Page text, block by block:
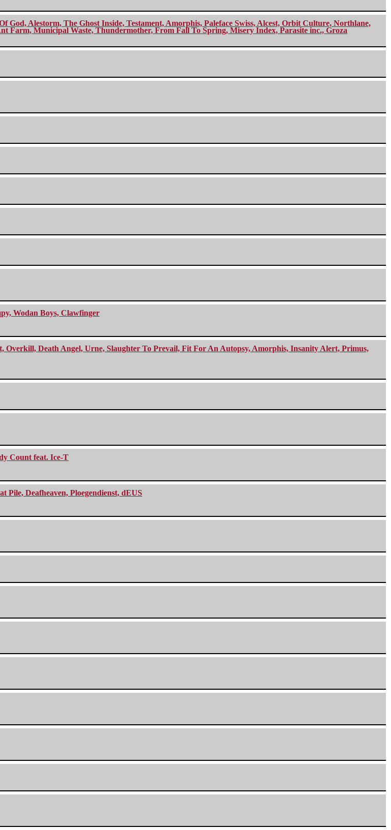
God, Alestorm, The Ghost Inside, Testament, Amorphis, Paleface Swiss, Alcest, Orbit Culture, Northlane,
Farm, Municipal Waste, Thundermother, From Fall To Spring, Misery Index, Parasite inc., Groza
Wodan Boys, Clawfinger
Overkill, Death Angel, Urne, Slaughter To Prevail, Fit For An Autopsy, Amorphis, Insanity Alert, Primus,
Count feat. Ice-T
Pile, Deafheaven, Ploegendienst, dEUS